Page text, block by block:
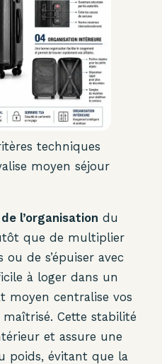
techniques
moyen séjour
l’organisation du
que de multiplier
de s’épuiser avec
à loger dans un
moyen centralise vos
Cette stabilité
et assure une
poids, évitant que la